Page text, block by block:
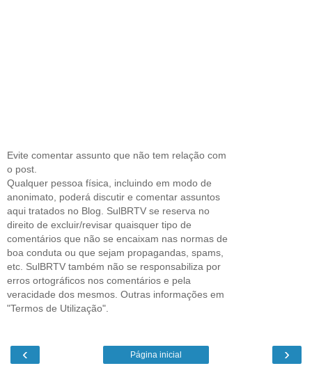
Evite comentar assunto que não tem relação com
o post.
Qualquer pessoa física, incluindo em modo de
anonimato, poderá discutir e comentar assuntos
aqui tratados no Blog. SulBRTV se reserva no
direito de excluir/revisar quaisquer tipo de
comentários que não se encaixam nas normas de
boa conduta ou que sejam propagandas, spams,
etc. SulBRTV também não se responsabiliza por
erros ortográficos nos comentários e pela
veracidade dos mesmos. Outras informações em
"Termos de Utilização".
‹ ›
Página inicial